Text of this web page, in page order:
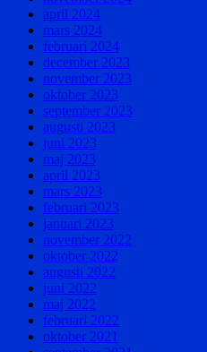
april 2024
mars 2024
februari 2024
december 2023
november 2023
oktober 2023
september 2023
augusti 2023
juni 2023
maj 2023
april 2023
mars 2023
februari 2023
januari 2023
november 2022
oktober 2022
augusti 2022
juni 2022
maj 2022
februari 2022
oktober 2021